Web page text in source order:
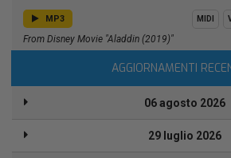
MP3 MIDI
From Disney Movie "Aladdin (2019)"
AGGIORNAMENTI
06 agosto 2026
29 luglio 2026